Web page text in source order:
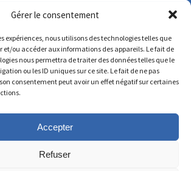
Gérer le consentement
expériences, nous utilisons des technologies telles que
et/ou accéder aux informations des appareils. Le fait de
nous permettra de traiter des données telles que le
ou les ID uniques sur ce site. Le fait de ne pas
consentement peut avoir un effet négatif sur certaines
Accepter
Refuser